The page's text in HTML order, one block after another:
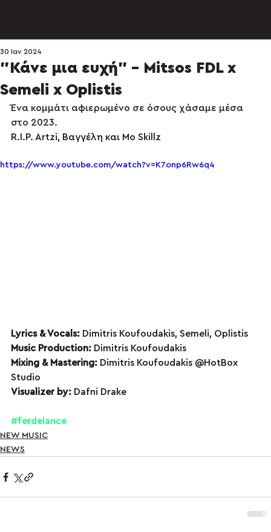
"Κάνε μια ευχή" - Mitsos FDL x
Semeli x Oplistis
30 Ιαν 2024
Ένα κομμάτι αφιερωμένο σε όσους χάσαμε μέσα
στο 2023.
R.I.P. Artzi, Βαγγέλη και Mo Skillz
https://www.youtube.com/watch?v=K7onp6Rw6q4
Lyrics & Vocals: Dimitris Koufoudakis, Semeli, Oplistis
Music Production: Dimitris Koufoudakis
Mixing & Mastering: Dimitris Koufoudakis @HotBox
Studio
Visualizer by: Dafni Drake
#ferdelance
NEW MUSIC
NEWS